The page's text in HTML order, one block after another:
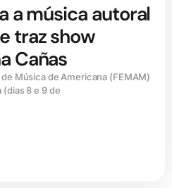
a música autoral
traz show
Cañas
Música de Americana (FEMAM)
8 e 9 de